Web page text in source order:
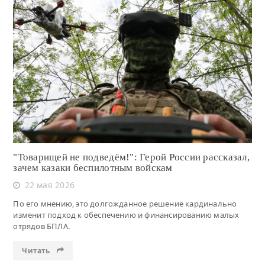
Читать
"Товарищей не подведём!": Герой России рассказал,
зачем казаки беспилотным войскам
22 мая 2026
По его мнению, это долгожданное решение кардинально
изменит подход к обеспечению и финансированию малых
отрядов БПЛА.
Читать